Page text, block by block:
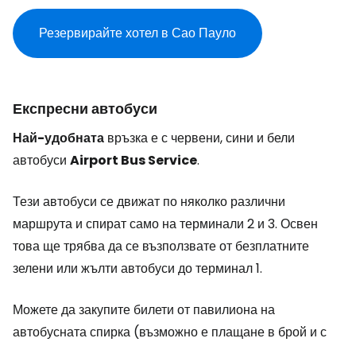
Резервирайте хотел в Сао Пауло
Експресни автобуси
Най-удобната връзка е с червени, сини и бели
автобуси Airport Bus Service.
Тези автобуси се движат по няколко различни
маршрута и спират само на терминали 2 и 3. Освен
това ще трябва да се възползвате от безплатните
зелени или жълти автобуси до терминал 1.
Можете да закупите билети от павилиона на
автобусната спирка (възможно е плащане в брой и с